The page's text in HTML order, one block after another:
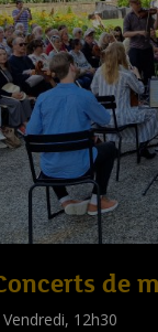
de
Vendredi, 12h30